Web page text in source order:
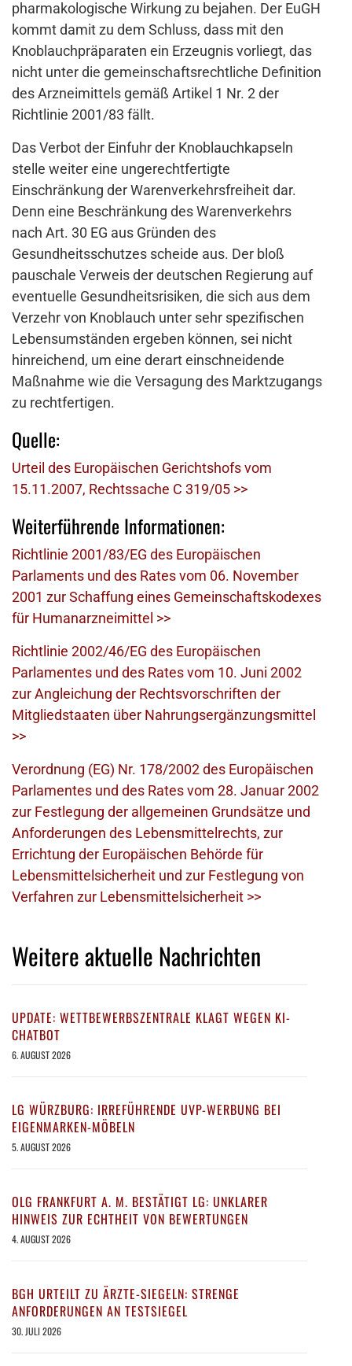
pharmakologische Wirkung zu bejahen. Der EuGH
kommt damit zu dem Schluss, dass mit den
Knoblauchpräparaten ein Erzeugnis vorliegt, das
nicht unter die gemeinschaftsrechtliche Definition
des Arzneimittels gemäß Artikel 1 Nr. 2 der
Richtlinie 2001/83 fällt.
Das Verbot der Einfuhr der Knoblauchkapseln
stelle weiter eine ungerechtfertigte
Einschränkung der Warenverkehrsfreiheit dar.
Denn eine Beschränkung des Warenverkehrs
nach Art. 30 EG aus Gründen des
Gesundheitsschutzes scheide aus. Der bloß
pauschale Verweis der deutschen Regierung auf
eventuelle Gesundheitsrisiken, die sich aus dem
Verzehr von Knoblauch unter sehr spezifischen
Lebensumständen ergeben können, sei nicht
hinreichend, um eine derart einschneidende
Maßnahme wie die Versagung des Marktzugangs
zu rechtfertigen.
Quelle:
Urteil des Europäischen Gerichtshofs vom
15.11.2007, Rechtssache C 319/05 >>
Weiterführende Informationen:
Richtlinie 2001/83/EG des Europäischen
Parlaments und des Rates vom 06. November
2001 zur Schaffung eines Gemeinschaftskodexes
für Humanarzneimittel >>
Richtlinie 2002/46/EG des Europäischen
Parlamentes und des Rates vom 10. Juni 2002
zur Angleichung der Rechtsvorschriften der
Mitgliedstaaten über Nahrungsergänzungsmittel
>>
Verordnung (EG) Nr. 178/2002 des Europäischen
Parlamentes und des Rates vom 28. Januar 2002
zur Festlegung der allgemeinen Grundsätze und
Anforderungen des Lebensmittelrechts, zur
Errichtung der Europäischen Behörde für
Lebensmittelsicherheit und zur Festlegung von
Verfahren zur Lebensmittelsicherheit >>
Weitere aktuelle Nachrichten
UPDATE: WETTBEWERBSZENTRALE KLAGT WEGEN KI-
CHATBOT
6. AUGUST 2026
LG WÜRZBURG: IRREFÜHRENDE UVP-WERBUNG BEI
EIGENMARKEN-MÖBELN
5. AUGUST 2026
OLG FRANKFURT A. M. BESTÄTIGT LG: UNKLARER
HINWEIS ZUR ECHTHEIT VON BEWERTUNGEN
4. AUGUST 2026
BGH URTEILT ZU ÄRZTE-SIEGELN: STRENGE
ANFORDERUNGEN AN TESTSIEGEL
30. JULI 2026